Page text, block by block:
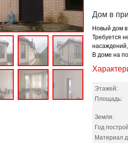
Дом в
Новый дом
Требуется
В доме на
Этажей:
Площадь:
Земля:
Год
Материал